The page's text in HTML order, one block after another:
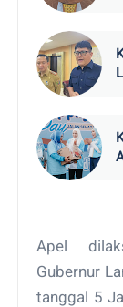
Apel
Gubernur
tanggal 5